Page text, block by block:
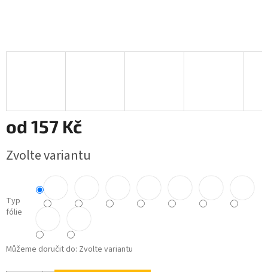
od 157 Kč
cena:
Zvolte variantu
Typ
fólie
Můžeme doručit do: Zvolte variantu